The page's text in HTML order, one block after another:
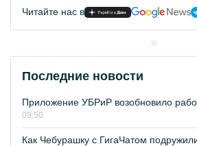
Читайте нас в
Последние новости
Приложение УБРиР возобновило
09:50
Как Чебурашку с ГигаЧатом